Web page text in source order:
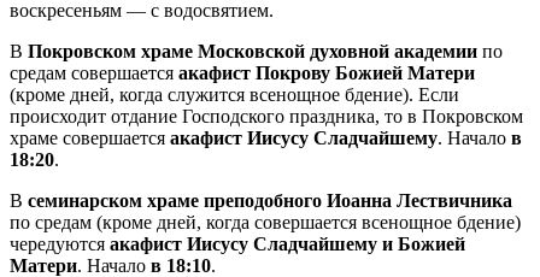
воскресеньям — с водосвятием.
В Покровском храме Московской духовной академии по
средам совершается акафист Покрову Божией Матери
(кроме дней, когда служится всенощное бдение). Если
происходит отдание Господского праздника, то в Покровском
храме совершается акафист Иисусу Сладчайшему. Начало в
18:20.
В семинарском храме преподобного Иоанна Лествичника
по средам (кроме дней, когда совершается всенощное бдение)
чередуются акафист Иисусу Сладчайшему и Божией
Матери. Начало в 18:10.